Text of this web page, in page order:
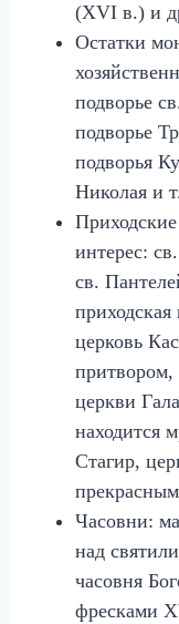
(XVI в.) и
Остатки
подворье
подворье
подворья
Николая и
интерес:
св.
церковь
церкви
находится
Стагир,
Часовни:
над
часовня
фресками